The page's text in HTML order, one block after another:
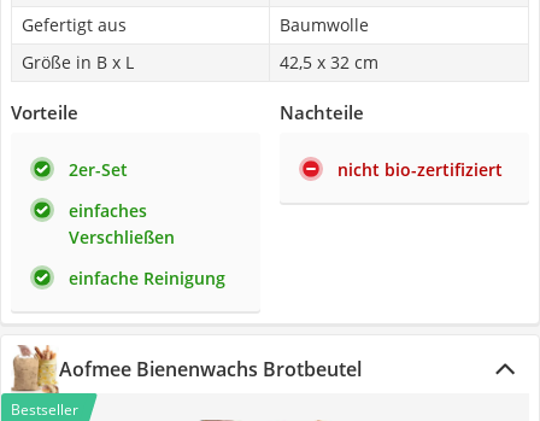
Gefertigt aus
Baumwolle
Größe in B x L
42,5 x 32 cm
Vorteile
2er-Set
einfaches
Verschließen
einfache Reinigung
Nachteile
nicht bio-zertifiziert
Aofmee Bienenwachs Brotbeutel
Bestseller